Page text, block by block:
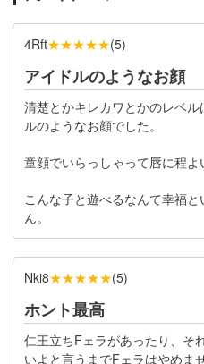
4Rft★★★★★(5)
アイドルのようなお顔
清楚とかキレカワとかのレベ
ルのようなお顔でした。
童顔でいらっしゃって唇に程よ
こんな子と遊べるなんて幸福
ん。
Nki8★★★★★(5)
ホント最高
仁王立ちFェラがあったり、そ
いよと言うまでFェラはやめま